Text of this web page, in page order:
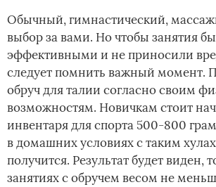
Обычный, гимнастический,
выбор за вами. Но чтобы занятия
эффективными и не приносили
следует помнить важный момент.
обруч для талии согласно своим
возможностям. Новичкам стоит
инвентаря для спорта 500-800
в домашних условиях с таким
получится. Результат будет виден,
занятиях с обручем весом не